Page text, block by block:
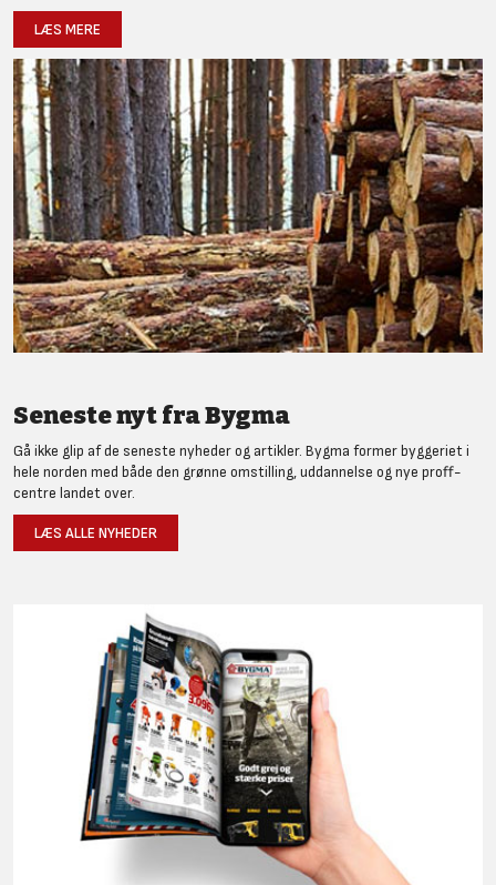
LÆS MERE
Seneste nyt fra Bygma
Gå ikke glip af de seneste nyheder og artikler. Bygma former byggeriet i
hele norden med både den grønne omstilling, uddannelse og nye proff-
centre landet over.
LÆS ALLE NYHEDER